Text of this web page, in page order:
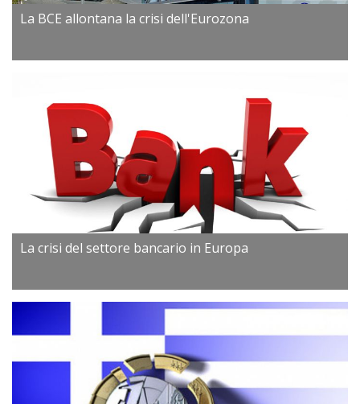
La BCE allontana la crisi dell'Eurozona
La crisi del settore bancario in Europa